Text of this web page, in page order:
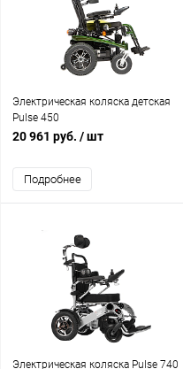
Электрическая коляска детская
Pulse 450
20 961 руб. / шт
Подробнее
Электрическая коляска Pulse 740